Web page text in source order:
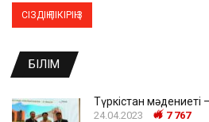
БІЛІМ
Түркістан мәдениеті
24.04.2023 7 767